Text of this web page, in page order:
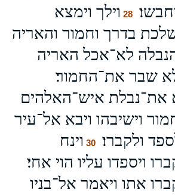
28 וילך וימצא
בדרך וחמור והאריה
לא־אכל האריה
שבר את־החמור׃
את־נבלת איש־האלהים
וישיבהו ויבא אל־עיר
ולקברו׃
30 וינח
ויספדו עליו הוי אחי׃
אתו ויאמר אל־בניו